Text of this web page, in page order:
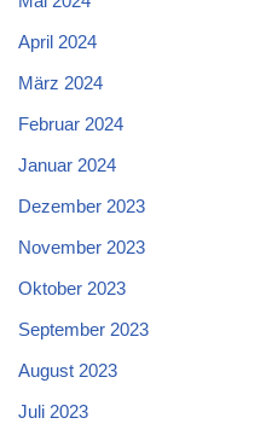
April 2024
März 2024
Februar 2024
Januar 2024
Dezember 2023
November 2023
Oktober 2023
September 2023
August 2023
Juli 2023